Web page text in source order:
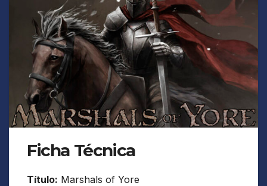
Ficha Técnica
Título: Marshals of Yore